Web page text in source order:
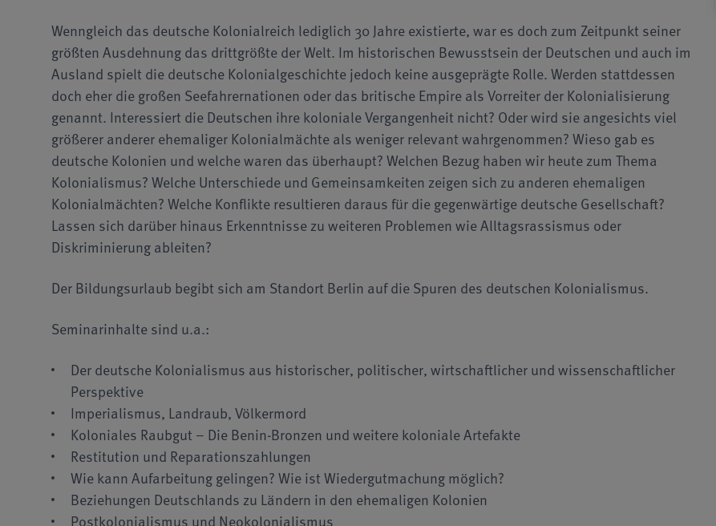
Wenngleich das deutsche Kolonialreich lediglich 30 Jahre existierte, war es doch zum Zeitpunkt seiner
größten Ausdehnung das drittgrößte der Welt. Im historischen Bewusstsein der Deutschen und auch im
Ausland spielt die deutsche Kolonialgeschichte jedoch keine ausgeprägte Rolle. Werden stattdessen
doch eher die großen Seefahrernationen oder das britische Empire als Vorreiter der Kolonialisierung
genannt. Interessiert die Deutschen ihre koloniale Vergangenheit nicht? Oder wird sie angesichts viel
größerer anderer ehemaliger Kolonialmächte als weniger relevant wahrgenommen? Wieso gab es
deutsche Kolonien und welche waren das überhaupt? Welchen Bezug haben wir heute zum Thema
Kolonialismus? Welche Unterschiede und Gemeinsamkeiten zeigen sich zu anderen ehemaligen
Kolonialmächten? Welche Konflikte resultieren daraus für die gegenwärtige deutsche Gesellschaft?
Lassen sich darüber hinaus Erkenntnisse zu weiteren Problemen wie Alltagsrassismus oder
Diskriminierung ableiten?
Der Bildungsurlaub begibt sich am Standort Berlin auf die Spuren des deutschen Kolonialismus.
Seminarinhalte sind u.a.:
Der deutsche Kolonialismus aus historischer, politischer, wirtschaftlicher und wissenschaftlicher
Perspektive
Imperialismus, Landraub, Völkermord
Koloniales Raubgut – Die Benin-Bronzen und weitere koloniale Artefakte
Restitution und Reparationszahlungen
Wie kann Aufarbeitung gelingen? Wie ist Wiedergutmachung möglich?
Beziehungen Deutschlands zu Ländern in den ehemaligen Kolonien
Postkolonialismus und Neokolonialismus